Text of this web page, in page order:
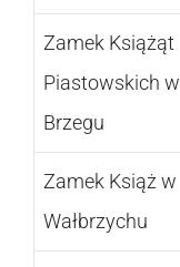
Zamek Książąt
Piastowskich w
Brzegu
Zamek Książ w
Wałbrzychu